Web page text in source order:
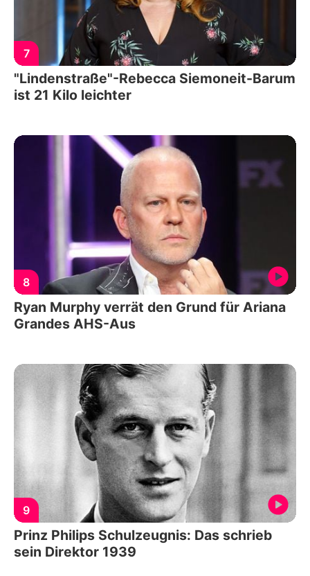
7
"Lindenstraße"-Rebecca Siemoneit-Barum
ist 21 Kilo leichter
8
Ryan Murphy verrät den Grund für Ariana
Grandes AHS-Aus
9
Prinz Philips Schulzeugnis: Das schrieb
sein Direktor 1939